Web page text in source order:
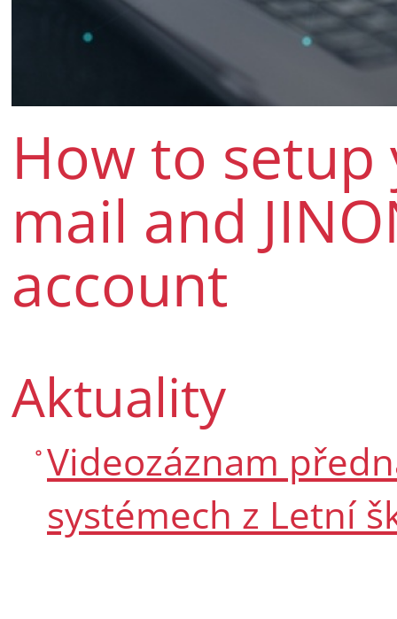
How to
mail and
account
Aktuality
Videozáznam
systémech z Letní